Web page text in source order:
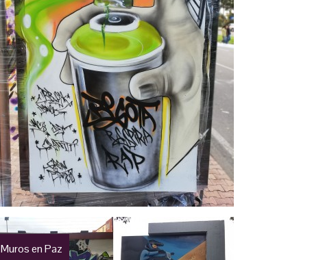
Muros en Paz